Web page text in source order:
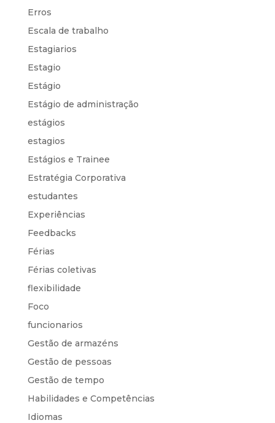
Erros
Escala de trabalho
Estagiarios
Estagio
Estágio
Estágio de administração
estágios
estagios
Estágios e Trainee
Estratégia Corporativa
estudantes
Experiências
Feedbacks
Férias
Férias coletivas
flexibilidade
Foco
funcionarios
Gestão de armazéns
Gestão de pessoas
Gestão de tempo
Habilidades e Competências
Idiomas